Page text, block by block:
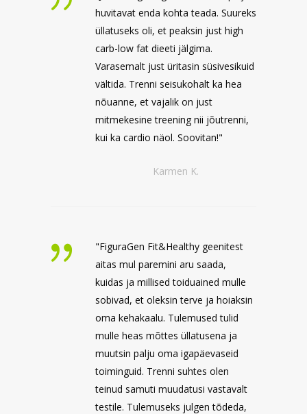
huvitavat enda kohta teada. Suureks
üllatuseks oli, et peaksin just high
carb-low fat dieeti jälgima.
Varasemalt just üritasin süsivesikuid
vältida. Trenni seisukohalt ka hea
nõuanne, et vajalik on just
mitmekesine treening nii jõutrenni,
kui ka cardio näol. Soovitan!"
Karmen K.
"FiguraGen Fit&Healthy geenitest
aitas mul paremini aru saada,
kuidas ja millised toiduained mulle
sobivad, et oleksin terve ja hoiaksin
oma kehakaalu. Tulemused tulid
mulle heas mõttes üllatusena ja
muutsin palju oma igapäevaseid
toiminguid. Trenni suhtes olen
teinud samuti muudatusi vastavalt
testile. Tulemuseks julgen tõdeda,